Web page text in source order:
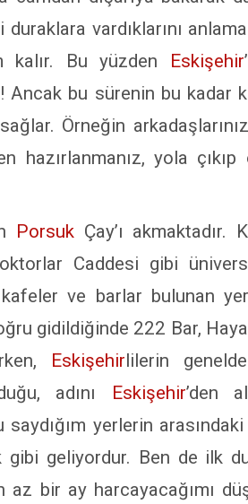
vardıklarını
kalır. Bu yüzden Eskişehir
Ancak bu sürenin bu kadar
Örneğin
hazırlanmanız, yola
PorsukÇay’ı akmaktadır.
Caddesi gibi
ve barlar bulunan
gidildiğinde 222 Bar,
Eskişehirlilerin
adını Eskişehir’den
saydığım yerlerin
geliyordur. Ben de ilk
bir ay harcayacağımı